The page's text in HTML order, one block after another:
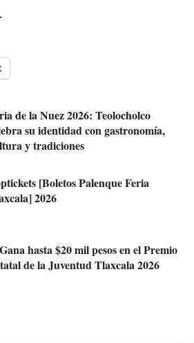
de la Nuez 2026: Teolocholco
su identidad con gastronomía,
y tradiciones
[Boletos Palenque Feria
2026
hasta $20 mil pesos en el Premio
de la Juventud Tlaxcala 2026